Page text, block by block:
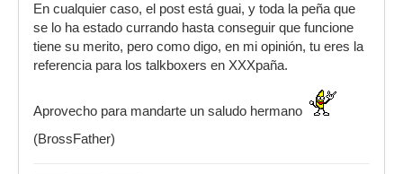
En cualquier caso, el post está guai, y toda la peña que
se lo ha estado currando hasta conseguir que funcione
tiene su merito, pero como digo, en mi opinión, tu eres la
referencia para los talkboxers en XXXpaña.
Aprovecho para mandarte un saludo hermano
(BrossFather)